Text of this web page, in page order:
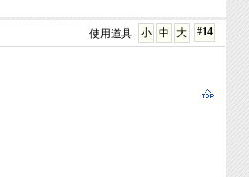
#14
大
中
小
使用道具